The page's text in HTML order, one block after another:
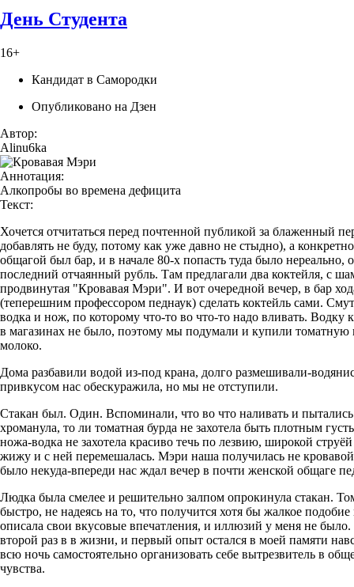
День Студента
16+
Кандидат в Самородки
Опубликовано на Дзен
Автор:
Alinu6ka
Аннотация:
Алкопробы во времена дефицита
Текст:
Хочется отчитаться перед почтенной публикой за блаженный
добавлять не буду, потому как уже давно не стыдно), а
общагой был бар, и в начале 80-х попасть туда было нереально,
последний отчаянный рубль. Там предлагали два коктейля, с
продвинутая "Кровавая Мэри". И вот очередной вечер, в бар
(теперешним профессором педнаук) сделать коктейль сами.
водка и нож, по которому что-то во что-то надо вливать. Водку
в магазинах не было, поэтому мы подумали и купили томатную
молоко.
Дома разбавили водой из-под крана, долго размешивали-
привкусом нас обескуражила, но мы не отступили.
Стакан был. Один. Вспоминали, что во что наливать и
хроманула, то ли томатная бурда не захотела быть плотным
ножа-водка не захотела красиво течь по лезвию, широкой
жижу и с ней перемешалась. Мэри наша получилась не
было некуда-впереди нас ждал вечер в почти женской общаге
Людка была смелее и решительно залпом опрокинула стакан.
быстро, не надеясь на то, что получится хотя бы жалкое
описала свои вкусовые впечатления, и иллюзий у меня не было.
второй раз в в жизни, и первый опыт остался в моей памяти
всю ночь самостоятельно организовать себе вытрезвитель в
чувства.